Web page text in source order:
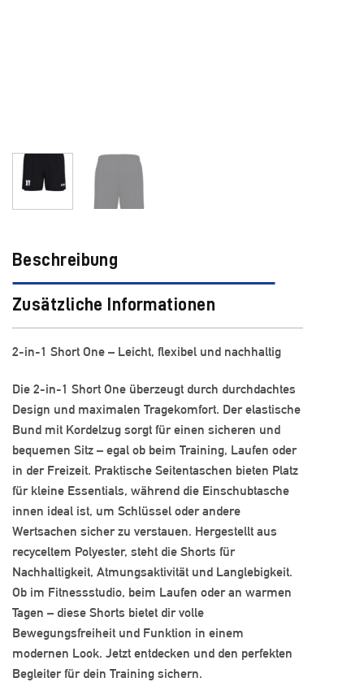
Beschreibung
Zusätzliche Informationen
2-in-1 Short One – Leicht, flexibel und nachhaltig
Die 2-in-1 Short One überzeugt durch durchdachtes
Design und maximalen Tragekomfort. Der elastische
Bund mit Kordelzug sorgt für einen sicheren und
bequemen Sitz – egal ob beim Training, Laufen oder
in der Freizeit. Praktische Seitentaschen bieten Platz
für kleine Essentials, während die Einschubtasche
innen ideal ist, um Schlüssel oder andere
Wertsachen sicher zu verstauen. Hergestellt aus
recyceltem Polyester, steht die Shorts für
Nachhaltigkeit, Atmungsaktivität und Langlebigkeit.
Ob im Fitnessstudio, beim Laufen oder an warmen
Tagen – diese Shorts bietet dir volle
Bewegungsfreiheit und Funktion in einem
modernen Look. Jetzt entdecken und den perfekten
Begleiter für dein Training sichern.